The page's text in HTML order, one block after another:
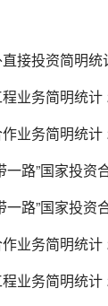
接投资简明统
业务简明统计
业务简明统计
路”国家投资
路”国家投资
业务简明统计
业务简明统计